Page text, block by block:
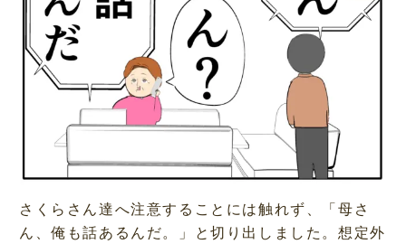
さくらさん達へ注意することには触れず、「母さ
ん、俺も話あるんだ。」と切り出しました。想定外